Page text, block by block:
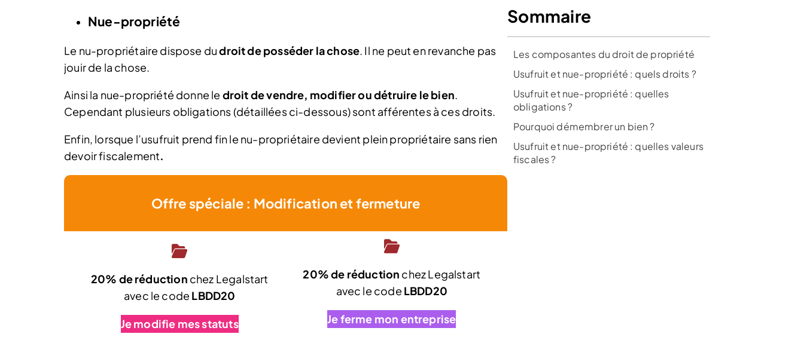
Nue-propriété
Le nu-propriétaire dispose dudroit de posséder la chose. Il ne peut en revanche pas
jouir de la chose.
Ainsi la nue-propriété donne le droit de vendre, modifier ou détruire le bien.
Cependant plusieurs obligations (détaillées ci-dessous) sont afférentes à ces droits.
Enfin, lorsque l’usufruit prend fin le nu-propriétaire devient plein propriétaire sans rien
devoir fiscalement.
Offre spéciale : Modification et fermeture
20% de réduction chez Legalstart
avec le code LBDD20
Je modifie mes statuts
20% de réduction chez Legalstart
avec le code LBDD20
Je ferme mon entreprise
Sommaire
Les composantes du droit de propriété
Usufruit et nue-propriété : quels droits ?
Usufruit et nue-propriété : quelles
obligations ?
Pourquoi démembrer un bien ?
Usufruit et nue-propriété : quelles valeurs
fiscales ?